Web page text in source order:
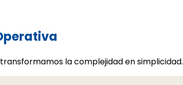
la complejidad en simplicidad.